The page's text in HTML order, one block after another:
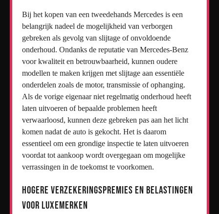
Bij het kopen van een tweedehands Mercedes is een
belangrijk nadeel de mogelijkheid van verborgen
gebreken als gevolg van slijtage of onvoldoende
onderhoud. Ondanks de reputatie van Mercedes-Benz
voor kwaliteit en betrouwbaarheid, kunnen oudere
modellen te maken krijgen met slijtage aan essentiële
onderdelen zoals de motor, transmissie of ophanging.
Als de vorige eigenaar niet regelmatig onderhoud heeft
laten uitvoeren of bepaalde problemen heeft
verwaarloosd, kunnen deze gebreken pas aan het licht
komen nadat de auto is gekocht. Het is daarom
essentieel om een grondige inspectie te laten uitvoeren
voordat tot aankoop wordt overgegaan om mogelijke
verrassingen in de toekomst te voorkomen.
Hogere verzekeringspremies en belastingen
voor luxemerken